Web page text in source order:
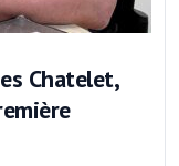
Chatelet,